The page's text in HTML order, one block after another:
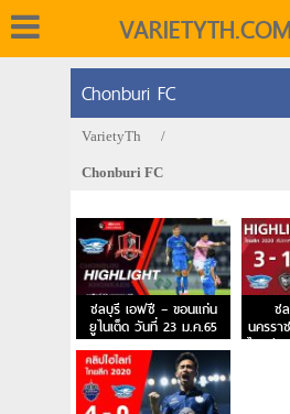
Chonburi FC
VarietyTh /
Chonburi FC
ชลบุรี เอฟซี – ขอนแก่น
ยูไนเต็ด วันที่ 23 ม.ค.65
ช
นครรา
ไทยลีก